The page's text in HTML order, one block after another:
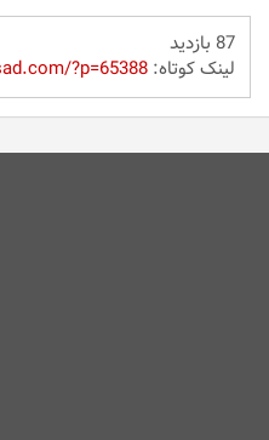
87 بازدید
لینک کوتاه:?p=65388